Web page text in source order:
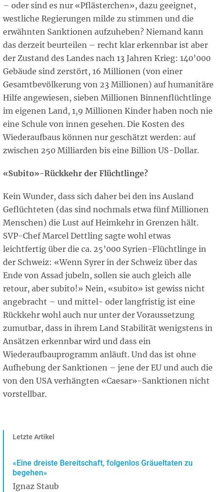
– oder sind es nur «Pflästerchen», dazu geeignet,
westliche Regierungen milde zu stimmen und die
erwähnten Sanktionen aufzuheben? Niemand kann
das derzeit beurteilen – recht klar erkennbar ist aber
der Zustand des Landes nach 13 Jahren Krieg: 140’000
Gebäude sind zerstört, 16 Millionen (von einer
Gesamtbevölkerung von 23 Millionen) auf humanitäre
Hilfe angewiesen, sieben Millionen Binnenflüchtlinge
im eigenen Land, 1,9 Millionen Kinder haben noch nie
eine Schule von innen gesehen. Die Kosten des
Wiederaufbaus können nur geschätzt werden: auf
zwischen 250 Milliarden bis eine Billion US-Dollar.
«Subito»-Rückkehr der Flüchtlinge?
Kein Wunder, dass sich daher bei den ins Ausland
Geflüchteten (das sind nochmals etwa fünf Millionen
Menschen) die Lust auf Heimkehr in Grenzen hält.
SVP-Chef Marcel Dettling sagte wohl etwas
leichtfertig über die ca. 25’000 Syrien-Flüchtlinge in
der Schweiz: «Wenn Syrer in der Schweiz über das
Ende von Assad jubeln, sollen sie auch gleich alle
retour, aber subito!» Nein, «subito» ist gewiss nicht
angebracht – und mittel- oder langfristig ist eine
Rückkehr wohl auch nur unter der Voraussetzung
zumutbar, dass in ihrem Land Stabilität wenigstens in
Ansätzen erkennbar wird und dass ein
Wiederaufbauprogramm anläuft. Und das ist ohne
Aufhebung der Sanktionen – jene der EU und auch die
von den USA verhängten «Caesar»-Sanktionen nicht
vorstellbar.
Letzte Artikel
«Eine dreiste Bereitschaft, folgenlos Gräueltaten zu
begehen»
Ignaz Staub